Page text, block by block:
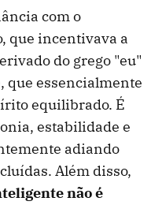
com o
que incentivava a
do grego "eu"
que essencialmente
equilibrado. É
estabilidade e
adiando
Além disso,
não é